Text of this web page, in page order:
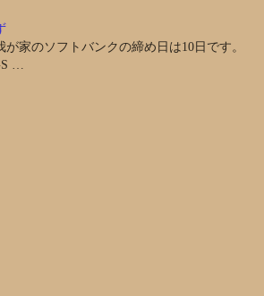
家のソフトバンクの締め日は10日です。
…